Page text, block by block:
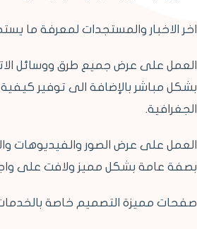
اخر الاخبار والمستجدات لمعرفة ما
العمل على عرض جميع طرق ووسائل
بشكل مباشر بالإضافة الى توفير
الجغرافية.
العمل على عرض الصور والفيديوهات
بصفة عامة بشكل مميز ولافت على
صفحات مميزة التصميم خاصة